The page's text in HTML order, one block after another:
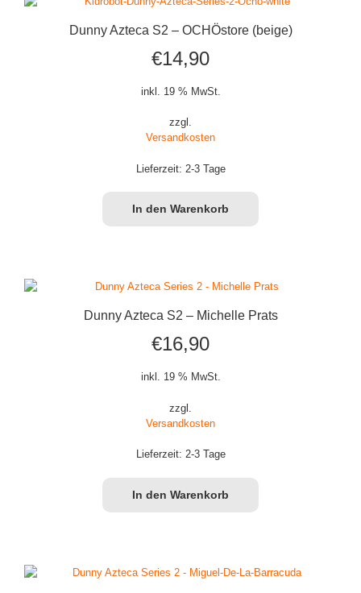
Dunny Azteca S2 – OCHÖstore (beige)
€14,90
inkl. 19 % MwSt.
zzgl.
Versandkosten
Lieferzeit: 2-3 Tage
In den Warenkorb
Dunny Azteca S2 – Michelle Prats
€16,90
inkl. 19 % MwSt.
zzgl.
Versandkosten
Lieferzeit: 2-3 Tage
In den Warenkorb